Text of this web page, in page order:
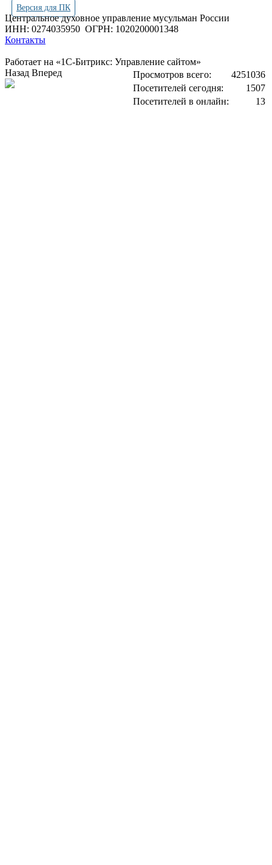
Версия для ПК
Центральное духовное управление мусульман России
ИНН: 0274035950 ОГРН: 1020200001348
Контакты
Работает на «1С-Битрикс: Управление сайтом»
Просмотров всего:
4251036
Посетителей сегодня:
1507
Посетителей в онлайн:
13
Назад Вперед